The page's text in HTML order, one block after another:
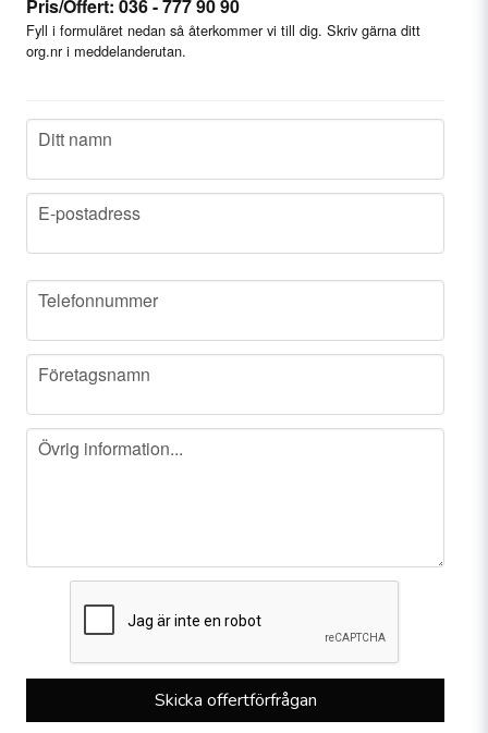
Pris/Offert: 036 - 777 90 90
Fyll i formuläret nedan så återkommer vi till dig. Skriv gärna ditt
org.nr i meddelanderutan.
name
Ditt namn
email
E-postadress
phone
Telefonnummer
company
Företagsnamn
message
Övrig information...
Skicka offertförfrågan